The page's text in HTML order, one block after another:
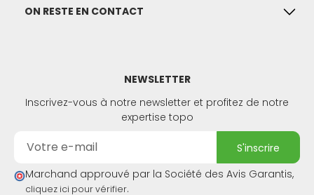
ON RESTE EN CONTACT
NEWSLETTER
Inscrivez-vous à notre newsletter et profitez de notre
expertise topo
s'inscrire
Marchand approuvé par la Société des Avis Garantis,
cliquez ici pour vérifier.